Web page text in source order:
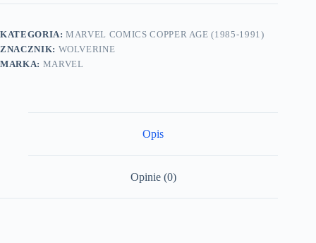
KATEGORIA:MARVEL COMICS COPPER AGE (1985-1991)
ZNACZNIK: WOLVERINE
MARKA: MARVEL
Opis
Opinie (0)